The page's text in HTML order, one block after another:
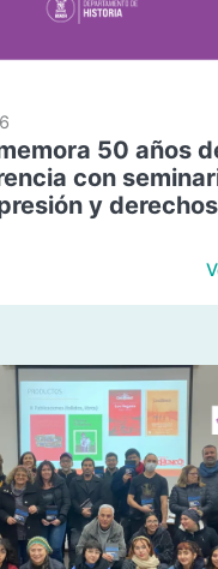
50 años
con
y derechos